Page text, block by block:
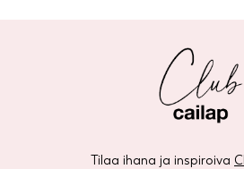
Tilaa ihana ja inspiroiva